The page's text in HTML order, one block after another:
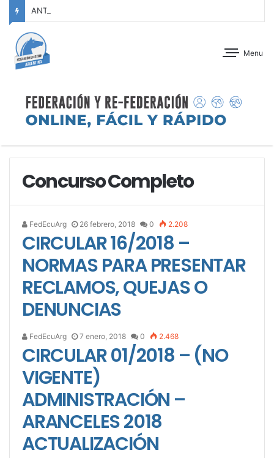
Menu
Concurso Completo
FedEcuArg 26 febrero, 2018 0 2.208
CIRCULAR 16/2018 –
NORMAS PARA PRESENTAR
RECLAMOS, QUEJAS O
DENUNCIAS
FedEcuArg 7 enero, 2018 0 2.468
CIRCULAR 01/2018 – (NO
VIGENTE)
ADMINISTRACIÓN –
ARANCELES 2018
ACTUALIZACIÓN